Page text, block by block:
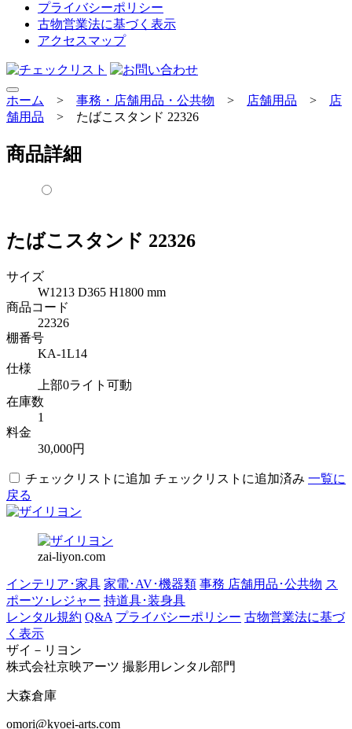
プライバシーポリシー
古物営業法に基づく表示
アクセスマップ
ホーム > 事務・店舗用品・公共物 > 店舗用品 >
店
舗用品
> たばこスタンド 22326
商品詳細
たばこスタンド 22326
サイズ
W1213 D365 H1800 mm
商品コード
22326
棚番号
KA-1L14
仕様
上部0ライト可動
在庫数
1
料金
30,000円
チェックリストに追加 チェックリストに追加済み 一覧に
戻る
zai-liyon.com
インテリア･家具 家電･AV･機器類 事務 店舗用品･公共物 ス
ポーツ･レジャー 持道具･装身具
レンタル規約 Q&A プライバシーポリシー 古物営業法に基づ
く表示
ザイ－リヨン
株式会社京映アーツ 撮影用レンタル部門
大森倉庫
omori@kyoei-arts.com